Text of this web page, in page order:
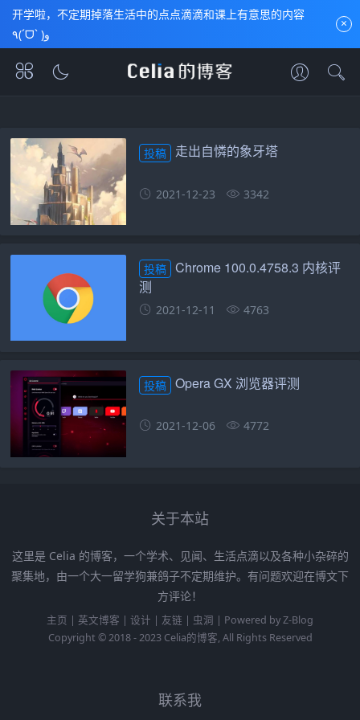
开学啦，不定期掉落生活中的点点滴滴和课上有意思的内容
٩(ˊᗜˋ )و
×
首页 包含"读者投稿"标签的文章
投稿 走出自憐的象牙塔
2021-12-23 3342
投稿 Chrome 100.0.4758.3 内核评
测
2021-12-11 4763
投稿 Opera GX 浏览器评测
2021-12-06 4772
关于本站
这里是 Celia 的博客，一个学术、见闻、生活点滴以及各种小杂碎的
聚集地，由一个大一留学狗兼鸽子不定期维护。有问题欢迎在博文下
方评论！
主页 | 英文博客 | 设计 | 友链 | 虫洞 | Powered byZ-Blog
Copyright © 2018 - 2023 Celia的博客, All Rights Reserved
联系我